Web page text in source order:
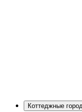
Коттеджные